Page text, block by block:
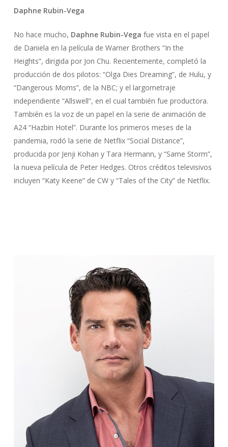
Daphne Rubin-Vega
No hace mucho, Daphne Rubin-Vega fue vista en el papel
de Daniela en la película de Warner Brothers “In the
Heights”, dirigida por Jon Chu. Recientemente, completó la
producción de dos pilotos: “Olga Dies Dreaming”, de Hulu, y
“Dangerous Moms”, de la NBC; y el largometraje
independiente “Allswell”, en el cual también fue productora.
También es la voz de un papel en la serie de animación de
A24 “Hazbin Hotel”. Durante los primeros meses de la
pandemia, rodó la serie de Netflix “Social Distance”,
producida por Jenji Kohan y Tara Hermann, y “Same Storm”,
la nueva película de Peter Hedges. Otros créditos televisivos
incluyen “Katy Keene” de CW y “Tales of the City” de Netflix.